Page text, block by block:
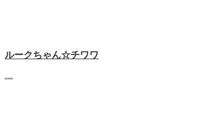
ルークちゃん☆チワワ